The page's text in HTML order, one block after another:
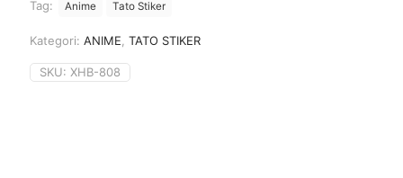
Tag: Anime Tato Stiker
Kategori: ANIME TATO STIKER
SKU: XHB-808